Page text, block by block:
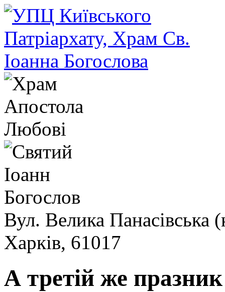
Вул. Велика Панасівська
Харків, 61017
А третій же